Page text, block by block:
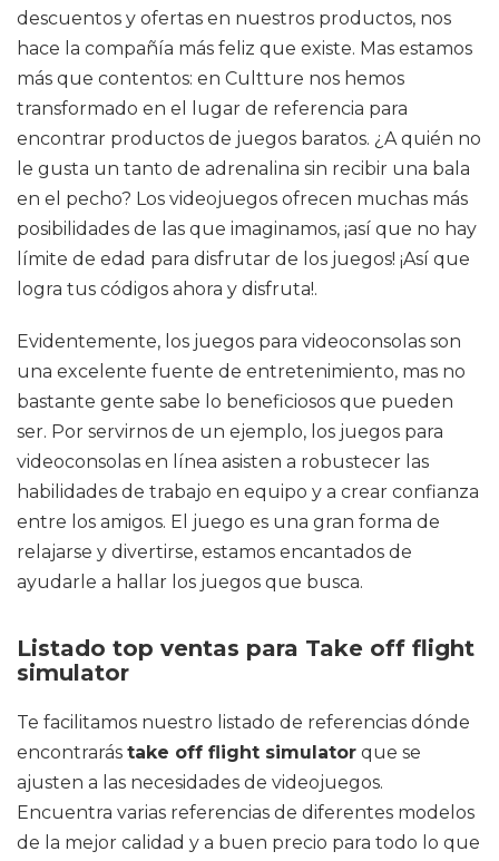
descuentos y ofertas en nuestros productos, nos
hace la compañía más feliz que existe. Mas estamos
más que contentos: en Cultture nos hemos
transformado en el lugar de referencia para
encontrar productos de juegos baratos. ¿A quién no
le gusta un tanto de adrenalina sin recibir una bala
en el pecho? Los videojuegos ofrecen muchas más
posibilidades de las que imaginamos, ¡así que no hay
límite de edad para disfrutar de los juegos! ¡Así que
logra tus códigos ahora y disfruta!.
Evidentemente, los juegos para videoconsolas son
una excelente fuente de entretenimiento, mas no
bastante gente sabe lo beneficiosos que pueden
ser. Por servirnos de un ejemplo, los juegos para
videoconsolas en línea asisten a robustecer las
habilidades de trabajo en equipo y a crear confianza
entre los amigos. El juego es una gran forma de
relajarse y divertirse, estamos encantados de
ayudarle a hallar los juegos que busca.
Listado top ventas para Take off flight
simulator
Te facilitamos nuestro listado de referencias dónde
encontrarás take off flight simulator que se
ajusten a las necesidades de videojuegos.
Encuentra varias referencias de diferentes modelos
de la mejor calidad y a buen precio para todo lo que